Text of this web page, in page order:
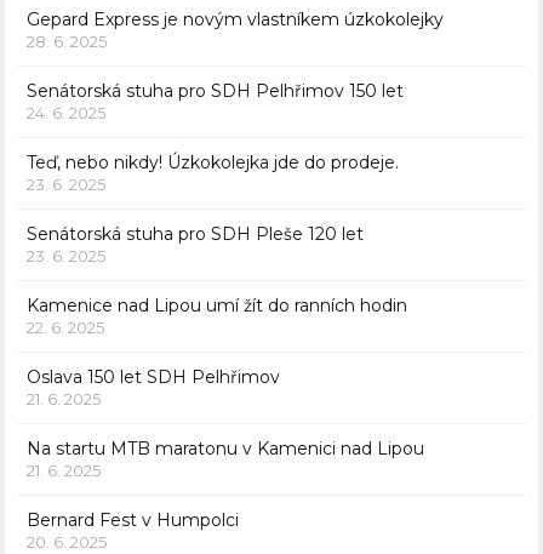
Gepard Express je novým vlastníkem úzkokolejky
28. 6. 2025
Senátorská stuha pro SDH Pelhřimov 150 let
24. 6. 2025
Teď, nebo nikdy! Úzkokolejka jde do prodeje.
23. 6. 2025
Senátorská stuha pro SDH Pleše 120 let
23. 6. 2025
Kamenice nad Lipou umí žít do ranních hodin
22. 6. 2025
Oslava 150 let SDH Pelhřimov
21. 6. 2025
Na startu MTB maratonu v Kamenici nad Lipou
21. 6. 2025
Bernard Fest v Humpolci
20. 6. 2025